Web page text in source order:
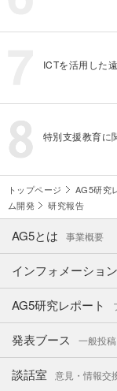
ICTを活用した
特別支援教育に
トップページ AG5研究
ム開発
研究報告
AG5とは 事業概要
インフォメーション
AG5研究レポート
発表ブース 一般投稿
談話室 意見・情報交